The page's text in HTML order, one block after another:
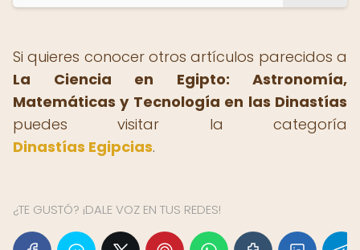
Si quieres conocer otros artículos parecidos a
La Ciencia en Egipto: Astronomía,
Matemáticas y Tecnología en las Dinastías
puedes visitar la categoría
Dinastías Egipcias.
¿TE GUSTÓ? ¡DALE VOZ EN TUS REDES!